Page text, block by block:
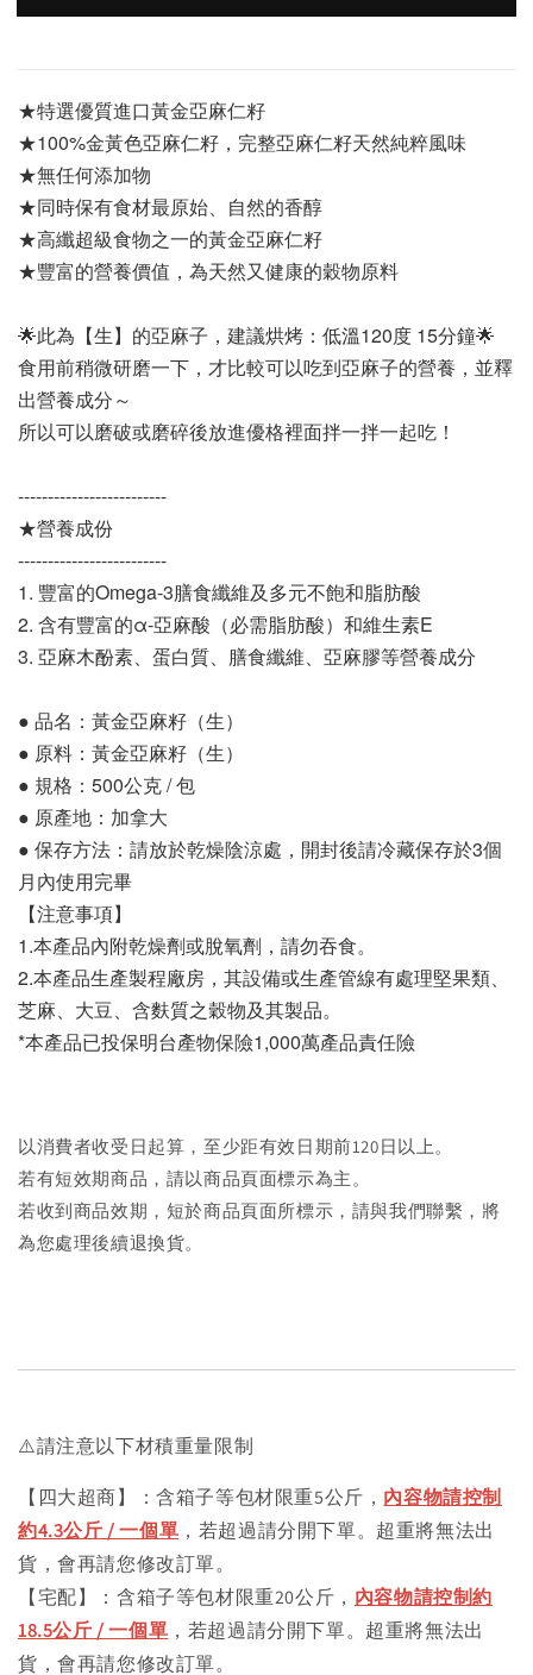
★特選優質進口黃金亞麻仁籽
★100%金黃色亞麻仁籽，完整亞麻仁籽天然純粹風味
★無任何添加物
★同時保有食材最原始、自然的香醇
★高纖超級食物之一的黃金亞麻仁籽
★豐富的營養價值，為天然又健康的穀物原料
🌟此為【生】的亞麻子，建議烘烤：低溫120度 15分鐘🌟
食用前稍微研磨一下，才比較可以吃到亞麻子的營養，並釋
出營養成分～
所以可以磨破或磨碎後放進優格裡面拌一拌一起吃！
-------------------------
★營養成份
-------------------------
1. 豐富的Omega-3膳食纖維及多元不飽和脂肪酸
2. 含有豐富的α-亞麻酸（必需脂肪酸）和維生素E
3. 亞麻木酚素、蛋白質、膳食纖維、亞麻膠等營養成分
● 品名：黃金亞麻籽（生）
● 原料：黃金亞麻籽（生）
● 規格：500公克 / 包
● 原產地：加拿大
● 保存方法：請放於乾燥陰涼處，開封後請冷藏保存於3個
月內使用完畢
【注意事項】
1.本產品內附乾燥劑或脫氧劑，請勿吞食。
2.本產品生產製程廠房，其設備或生產管線有處理堅果類、
芝麻、大豆、含麩質之穀物及其製品。
*本產品已投保明台產物保險1,000萬產品責任險
以消費者收受日起算，至少距有效日期前120日以上。
若有短效期商品，請以商品頁面標示為主。
若收到商品效期，短於商品頁面所標示，請與我們聯繫，將
為您處理後續退換貨。
⚠️請注意以下材積重量限制
【四大超商】：含箱子等包材限重5公斤， 內容物請控制
約4.3公斤 / 一個單 ，若超過請分開下單。超重將無法出
貨，會再請您修改訂單。
【宅配】：含箱子等包材限重20公斤， 內容物請控制約
18.5公斤 / 一個單 ，若超過請分開下單。超重將無法出
貨，會再請您修改訂單。